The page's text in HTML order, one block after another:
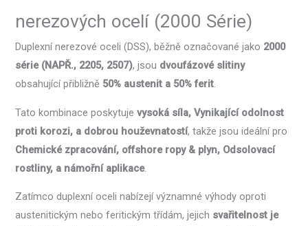
nerezových ocelí (2000 Série)
Duplexní nerezové oceli (DSS), běžně označované jako 2000
série (NAPŘ., 2205, 2507), jsou dvoufázové slitiny
obsahující přibližně 50% austenit a 50% ferit.
Tato kombinace poskytujevysoká síla, Vynikající odolnost
proti korozi, a dobrou houževnatostí, takže jsou ideální pro
Chemické zpracování, offshore ropy & plyn, Odsolovací
rostliny, a námořní aplikace.
Zatímco duplexní oceli nabízejí významné výhody oproti
austenitickým nebo feritickým třídám, jejich svařitelnost je